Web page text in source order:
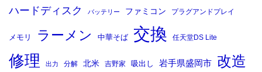
ハードディスク バッテリー ファミコン プラグアンドプレイ
メモリ ラーメン 中華そば 交換 任天堂DS Lite
修理 出力 分解 北米 吉野家 吸出し 岩手県盛岡市 改造